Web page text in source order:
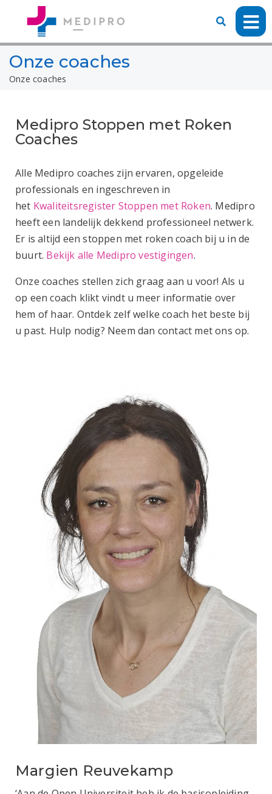
Onze coaches
Onze coaches
Medipro Stoppen met Roken
Coaches
Alle Medipro coaches zijn ervaren, opgeleide
professionals en ingeschreven in
het Kwaliteitsregister Stoppen met Roken. Medipro
heeft een landelijk dekkend professioneel netwerk.
Er is altijd een stoppen met roken coach bij u in de
buurt. Bekijk alle Medipro vestigingen.
Onze coaches stellen zich graag aan u voor! Als u
op een coach klikt vindt u meer informatie over
hem of haar. Ontdek zelf welke coach het beste bij
u past. Hulp nodig? Neem dan contact met ons op.
Margien Reuvekamp